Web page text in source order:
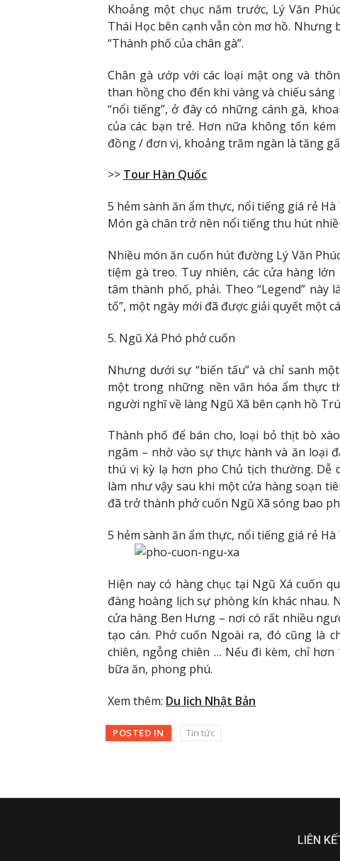
Khoảng một chục năm trước, Lý Văn
Thái Học bên cạnh vẫn còn mơ hồ.
“Thành phố của chân gà”.
Chân gà ướp với các loại mật ong và
than hồng cho đến khi vàng và chiếu
“nổi tiếng”, ở đây có những cánh gà,
của các bạn trẻ. Hơn nữa không tốn kém
đồng / đơn vị, khoảng trăm ngàn là tăng
>> Tour Hàn Quốc
5 hẻm sành ăn ẩm thực, nổi tiếng giá rẻ Hà
Món gà chân trở nên nổi tiếng thu hút
Nhiều món ăn cuốn hút đường Lý Văn
tiệm gà treo. Tuy nhiên, các cửa hàng
tâm thành phố, phải. Theo “Legend” này
tố”, một ngày mới đã được giải quyết một
5. Ngũ Xá Phó phở cuốn
Nhưng dưới sự “biến tấu” và chỉ sanh
một trong những nền văn hóa ẩm thực
người nghĩ về làng Ngũ Xã bên cạnh hồ
Thành phố để bán cho, loại bỏ thịt bò
ngâm – nhờ vào sự thực hành và ăn loại
thú vị kỳ lạ hơn pho Chủ tịch thường. Dễ
làm như vậy sau khi một cửa hàng soạn
đã trở thành phở cuốn Ngũ Xã sóng bao
5 hẻm sành ăn ẩm thực, nổi tiếng giá rẻ Hà
Hiện nay có hàng chục tại Ngũ Xá cuốn
đàng hoàng lịch sự phòng kín khác nhau.
cửa hàng Ben Hưng – nơi có rất nhiều
tạo cán. Phở cuốn Ngoài ra, đó cũng là
chiên, ngỗng chiên … Nếu đi kèm, chỉ hơn
bữa ăn, phong phú.
Xem thêm: Du lịch Nhật Bản
POSTED IN Tin tức
LIÊN